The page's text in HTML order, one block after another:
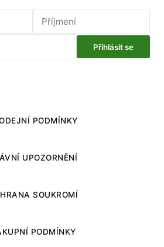
Přihlásit se
PODMÍNKY
UPOZORNĚNÍ
SOUKROMÍ
PODMÍNKY